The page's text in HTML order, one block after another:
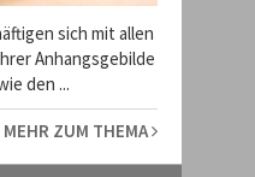
sich mit allen
Anhangsgebilde
den ...
MEHR ZUM THEMA